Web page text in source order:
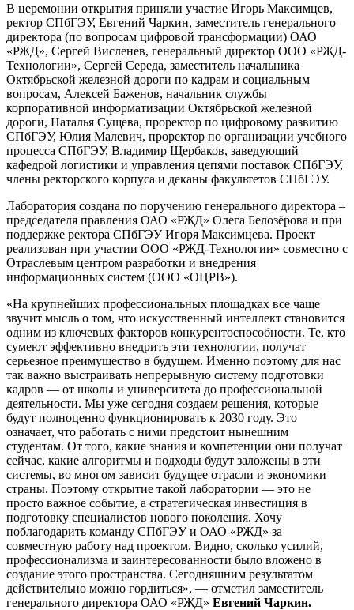
В церемонии открытия приняли участие Игорь Максимцев,
ректор СПбГЭУ, Евгений Чаркин, заместитель генерального
директора (по вопросам цифровой трансформации) ОАО
«РЖД», Сергей Висленев, генеральный директор ООО «РЖД-
Технологии», Сергей Середа, заместитель начальника
Октябрьской железной дороги по кадрам и социальным
вопросам, Алексей Баженов, начальник службы
корпоративной информатизации Октябрьской железной
дороги, Наталья Сущева, проректор по цифровому развитию
СПбГЭУ, Юлия Малевич, проректор по организации учебного
процесса СПбГЭУ, Владимир Щербаков, заведующий
кафедрой логистики и управления цепями поставок СПбГЭУ,
члены ректорского корпуса и деканы факультетов СПбГЭУ.
Лаборатория создана по поручению генерального директора –
председателя правления ОАО «РЖД» Олега Белозёрова и при
поддержке ректора СПбГЭУ Игоря Максимцева. Проект
реализован при участии ООО «РЖД-Технологии» совместно с
Отраслевым центром разработки и внедрения
информационных систем (ООО «ОЦРВ»).
«На крупнейших профессиональных площадках все чаще
звучит мысль о том, что искусственный интеллект становится
одним из ключевых факторов конкурентоспособности. Те, кто
сумеют эффективно внедрить эти технологии, получат
серьезное преимущество в будущем. Именно поэтому для нас
так важно выстраивать непрерывную систему подготовки
кадров — от школы и университета до профессиональной
деятельности. Мы уже сегодня создаем решения, которые
будут полноценно функционировать к 2030 году. Это
означает, что работать с ними предстоит нынешним
студентам. От того, какие знания и компетенции они получат
сейчас, какие алгоритмы и подходы будут заложены в эти
системы, во многом зависит будущее отрасли и экономики
страны. Поэтому открытие такой лаборатории — это не
просто важное событие, а стратегическая инвестиция в
подготовку специалистов нового поколения. Хочу
поблагодарить команду СПбГЭУ и ОАО «РЖД» за
совместную работу над проектом. Видно, сколько усилий,
профессионализма и заинтересованности было вложено в
создание этого пространства. Сегодняшним результатом
действительно можно гордиться», — отметил заместитель
генерального директора ОАО «РЖД» Евгений Чаркин.